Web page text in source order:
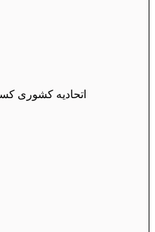
اتحادیه کشوری